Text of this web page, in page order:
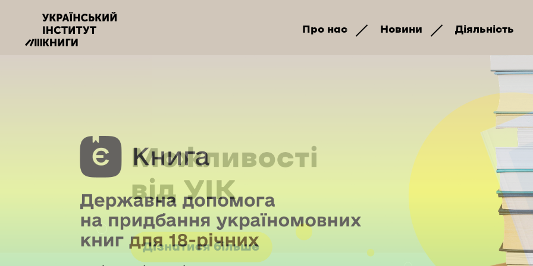
Про нас Новини Діяльність